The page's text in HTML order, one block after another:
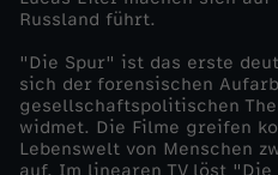
d
Russland führt.
"Die Spur" ist das erste
sich der forensischen
gesellschaftspolitischen
widmet. Die Filme greifen
Lebenswelt von Menschen
auf. Im linearen TV löst